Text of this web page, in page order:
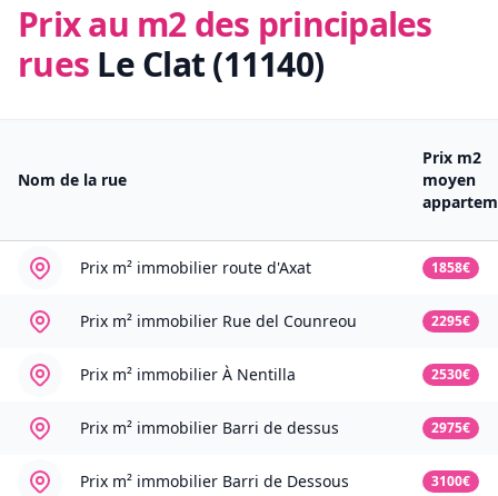
Prix au m2 des principales
rues Le Clat (11140)
Nom de la rue
Prix m2
moyen
Prix m² immobilier route d'Axat 1858€
Prix m² immobilier Rue del Counreou 2295€
Prix m² immobilier À Nentilla 2530€
Prix m² immobilier Barri de dessus 2975€
Prix m² immobilier Barri de Dessous 3100€